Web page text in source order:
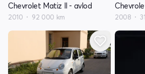
Chevrolet Matiz II - avlod
2010 92 000 km 2008